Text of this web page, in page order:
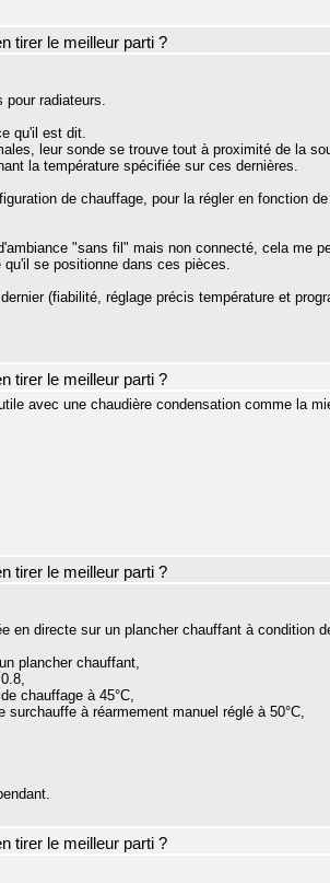
tirer le meilleur parti ?
pour radiateurs.
qu'il est dit.
leur sonde se trouve tout à proximité de la
la température spécifiée sur ces dernières.
de chauffage, pour la régler en fonction
"sans fil" mais non connecté, cela me
se positionne dans ces pièces.
(fiabilité, réglage précis température et
tirer le meilleur parti ?
avec une chaudière condensation comme la
tirer le meilleur parti ?
en directe sur un plancher chauffant à condition
plancher chauffant,
chauffage à 45°C,
à réarmement manuel réglé à 50°C,
tirer le meilleur parti ?